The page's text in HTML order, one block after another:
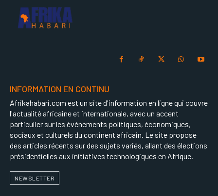
INFORMATION EN CONTINU
Afrikahabari.com est un site d'information en ligne qui couvre
l'actualité africaine et internationale, avec un accent
particulier sur les événements politiques, économiques,
sociaux et culturels du continent africain. Le site propose
des articles récents sur des sujets variés, allant des élections
présidentielles aux initiatives technologiques en Afrique.
NEWSLETTER